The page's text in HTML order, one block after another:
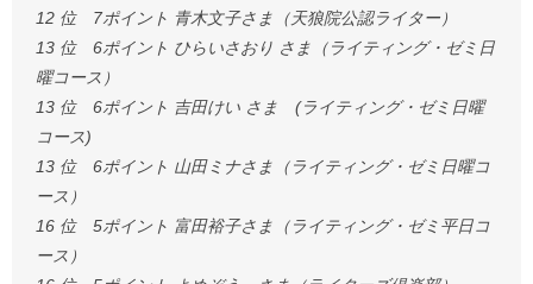
12 位 7ポイント 青木文子さま（天狼院公認ライター）
13 位 6ポイント ひらいさおり さま（ライティング・ゼミ日
曜コース）
13 位 6ポイント 吉田けい さま (ライティング・ゼミ日曜
コース)
13 位 6ポイント 山田ミナさま（ライティング・ゼミ日曜コ
ース）
16 位 5ポイント 富田裕子さま（ライティング・ゼミ平日コ
ース）